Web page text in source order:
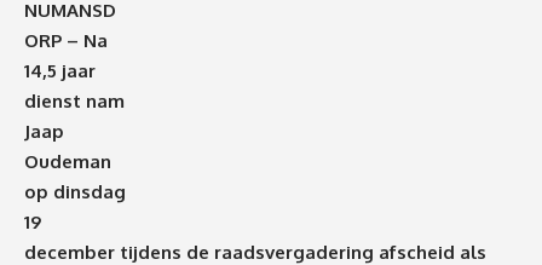
NUMANSD
ORP – Na
14,5 jaar
dienst nam
Jaap
Oudeman
op dinsdag
19
december tijdens de raadsvergadering afscheid als